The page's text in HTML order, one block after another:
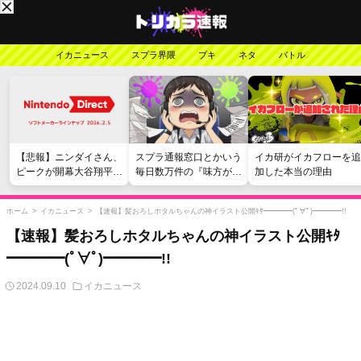
イカニュース スプラ界隈 ブキ ネタ バトル
【悲報】ニンダイさん、
ピークが開幕大谷翔平の
がっかりダイレクトだっ
たと言われてしまう
スプラ通報窓口とかいう
毎日数万件の『味方が弱
い』愚痴を読まされる苦
行
イカ研がイカフローを追
加した本当の理由
ホーム > イカニュース > 【速報】髪おろしホタルちゃんの神イラスト公開ｷﾀ━━━━(ﾟ∀ﾟ)━━━━!!
【速報】髪おろしホタルちゃんの神イラスト公開ｷﾀ
━━━━(ﾟ∀ﾟ)━━━━!!
2024.09.10 イカニュース